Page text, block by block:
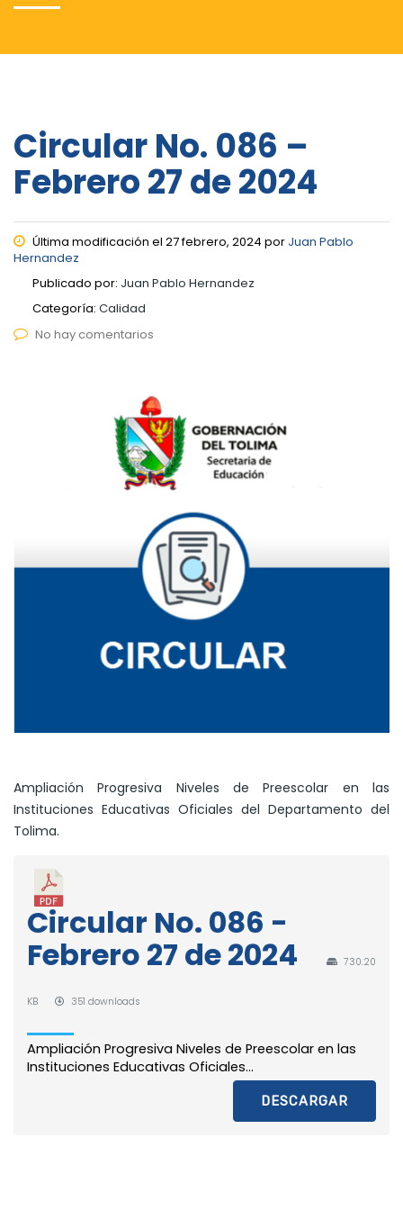
Circular No. 086 –
Febrero 27 de 2024
Última modificación el 27 febrero, 2024 por Juan Pablo
Hernandez
Publicado por: Juan Pablo Hernandez
Categoría: Calidad
No hay comentarios
Ampliación Progresiva Niveles de Preescolar en las
Instituciones Educativas Oficiales del Departamento del
Tolima.
Circular No. 086 -
Febrero 27 de 2024
730.20
KB 351 downloads
Ampliación Progresiva Niveles de Preescolar en las
Instituciones Educativas Oficiales...
DESCARGAR